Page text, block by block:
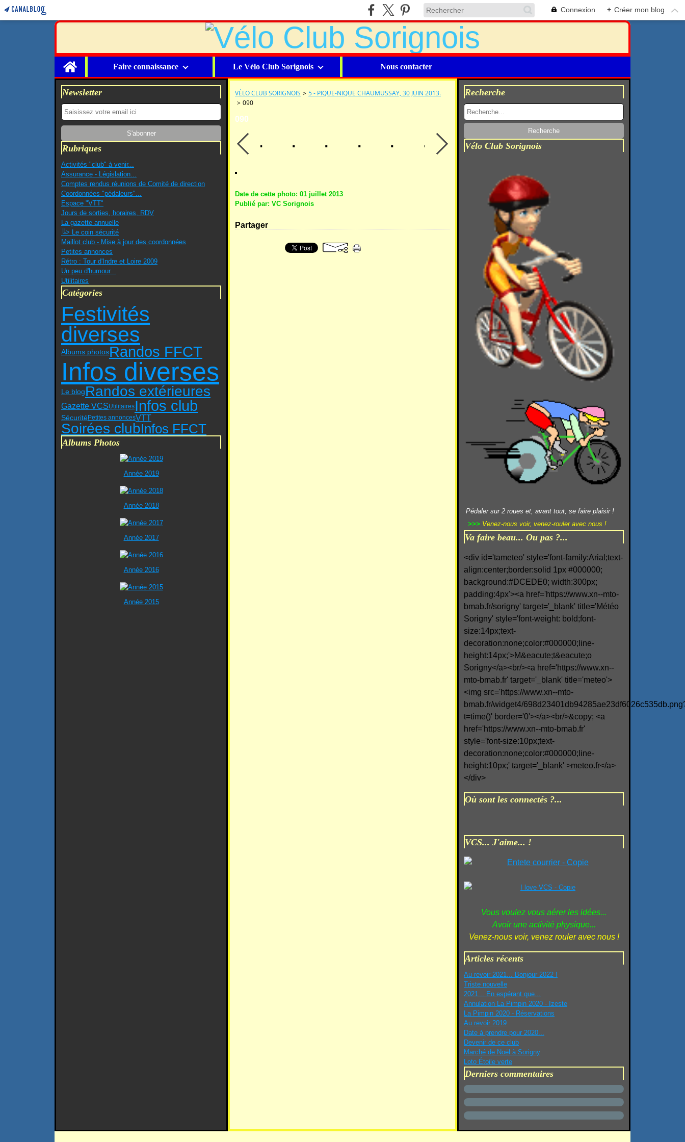
Connexion + Créer mon blog
Home
Faire connaissance Le Vélo Club Sorignois Nous contacter
Newsletter
Rubriques
Activités "club" à venir...
Assurance - Législation...
Comptes rendus réunions de Comité de direction
Coordonnées "pédaleurs"...
Espace "VTT"
Jours de sorties, horaires, RDV
La gazette annuelle
╚> Le coin sécurité
Maillot club - Mise à jour des coordonnées
Petites annonces
Rétro : Tour d'Indre et Loire 2009
Un peu d'humour...
Utilitaires
Catégories
Festivités
diverses
Albums photosRandos FFCT
Infos diverses
Le blog Randos extérieures
Gazette VCSUtilitairesInfos club
SécuritéPetites annoncesVTT
Soirées clubInfos FFCT
Albums Photos
Année 2019
Année 2018
Année 2017
Année 2016
Année 2015
VÉLO CLUB SORIGNOIS > 5 - PIQUE-NIQUE CHAUMUSSAY, 30 JUIN 2013.
> 090
090
Date de cette photo: 01 juillet 2013
Publié par: VC Sorignois
Partager
Recherche
Vélo Club Sorignois
Pédaler sur 2 roues et, avant tout, se faire plaisir !
>>> Venez-nous voir, venez-rouler avec nous !
Va faire beau... Ou pas ?...
<div id='tameteo' style='font-family:Arial;text-
align:center;border:solid 1px #000000;
background:#DCEDE0; width:300px;
padding:4px'><a href='https://www.xn--mto-
bmab.fr/sorigny' target='_blank' title='Météo
Sorigny' style='font-weight: bold;font-
size:14px;text-
decoration:none;color:#000000;line-
height:14px;'>M&eacute;t&eacute;o
Sorigny</a><br/><a href='https://www.xn--
mto-bmab.fr' target='_blank' title='meteo'>
<img src='https://www.xn--mto-
bmab.fr/widget4/
t=time()' border='0'></a><br/>&copy; <a
href='https://www.xn--mto-bmab.fr'
style='font-size:10px;text-
decoration:none;color:#000000;line-
height:10px;' target='_blank' >meteo.fr</a>
</div>
Où sont les connectés ?...
VCS... J'aime... !
Vous voulez vous aérer les idées...
Avoir une activité physique...
Venez-nous voir, venez rouler avec nous !
Articles récents
Au revoir 2021... Bonjour 2022 !
Triste nouvelle
2021... En espérant que...
Annulation La Pimpin 2020 - Izeste
La Pimpin 2020 - Réservations
Au revoir 2019
Date à prendre pour 2020...
Devenir de ce club
Marché de Noël à Sorigny
Loto Étoile verte
Derniers commentaires